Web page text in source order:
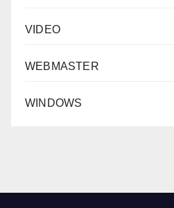
VIDEO
WEBMASTER
WINDOWS